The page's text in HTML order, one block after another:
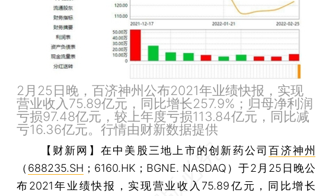
2月25日晚，百济神州公布2021年业绩快报，实现
营业收入75.89亿元，同比增长257.9%；归母净利润
亏损97.48亿元，较上年度亏损113.84亿元，同比减
亏16.36亿元。行情由财新数据提供
【财新网】 在中美股三地上市的创新药公司百济神州
（ 688235.SH ；6160.HK；BGNE. NASDAQ）于2月25日晚公
布2021年业绩快报，实现营业收入75.89亿元，同比增长